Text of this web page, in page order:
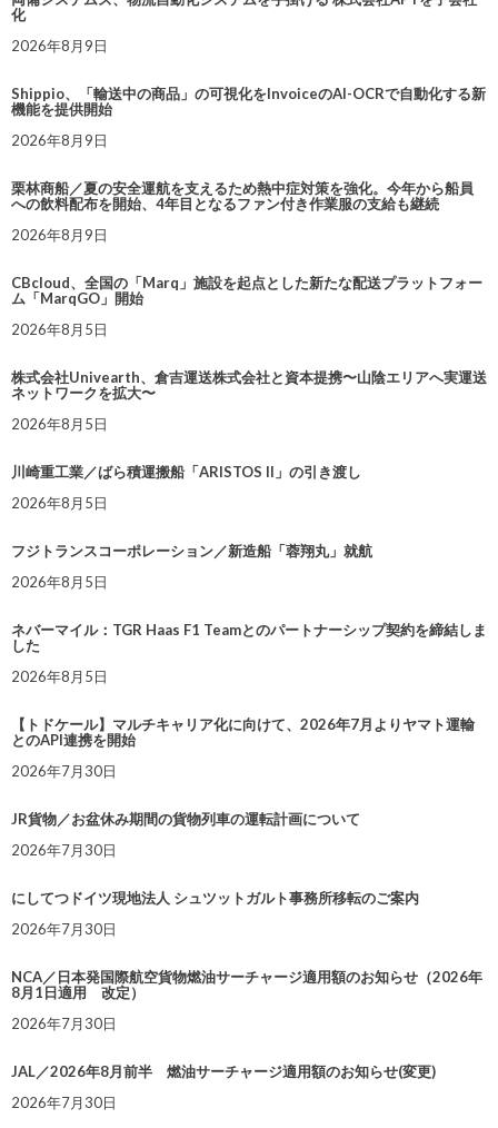
化
2026年8月9日
Shippio、「輸送中の商品」の可視化をInvoiceのAI-OCRで自動化する新
機能を提供開始
2026年8月9日
栗林商船／夏の安全運航を支えるため熱中症対策を強化。今年から船員
への飲料配布を開始、4年目となるファン付き作業服の支給も継続
2026年8月9日
CBcloud、全国の「Marq」施設を起点とした新たな配送プラットフォー
ム「MarqGO」開始
2026年8月5日
株式会社Univearth、倉吉運送株式会社と資本提携〜山陰エリアへ実運送
ネットワークを拡大〜
2026年8月5日
川崎重工業／ばら積運搬船「ARISTOS II」の引き渡し
2026年8月5日
フジトランスコーポレーション／新造船「蓉翔丸」就航
2026年8月5日
ネバーマイル：TGR Haas F1 Teamとのパートナーシップ契約を締結しま
した
2026年8月5日
【トドケール】マルチキャリア化に向けて、2026年7月よりヤマト運輸
とのAPI連携を開始
2026年7月30日
JR貨物／お盆休み期間の貨物列車の運転計画について
2026年7月30日
にしてつドイツ現地法人 シュツットガルト事務所移転のご案内
2026年7月30日
NCA／日本発国際航空貨物燃油サーチャージ適用額のお知らせ（2026年
8月1日適用 改定）
2026年7月30日
JAL／2026年8月前半 燃油サーチャージ適用額のお知らせ(変更)
2026年7月30日